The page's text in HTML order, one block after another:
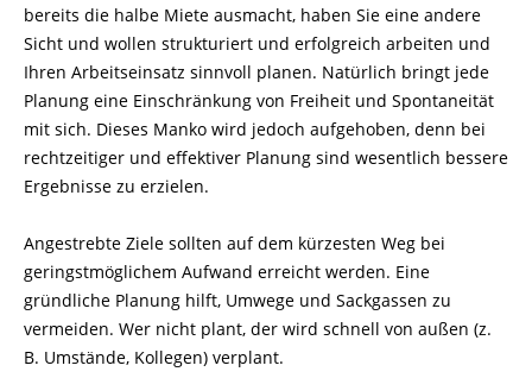
bereits die halbe Miete aus­macht, haben Sie eine andere
Sicht und wollen strukturiert und erfolgreich arbeiten und
Ihren Arbeitseinsatz sinnvoll planen. Natürlich bringt jede
Planung eine Einschränkung von Freiheit und Spontanei­tät
mit sich. Dieses Manko wird jedoch aufgehoben, denn bei
rechtzeitiger und effektiver Planung sind wesentlich bessere
Ergebnisse zu erzielen.
Angestrebte Ziele sollten auf dem kürzesten Weg bei
geringstmöglichem Aufwand er­reicht werden. Eine
gründliche Planung hilft, Umwege und Sackgassen zu
vermeiden. Wer nicht plant, der wird schnell von außen (z.
B. Umstände, Kollegen) verplant.